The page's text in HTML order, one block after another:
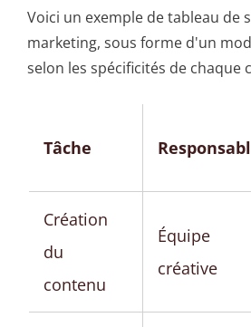
Voici un exemple de tableau de
marketing, sous forme d'un
selon les spécificités de chaque
Tâche
Création
du
contenu
Équipe
créative